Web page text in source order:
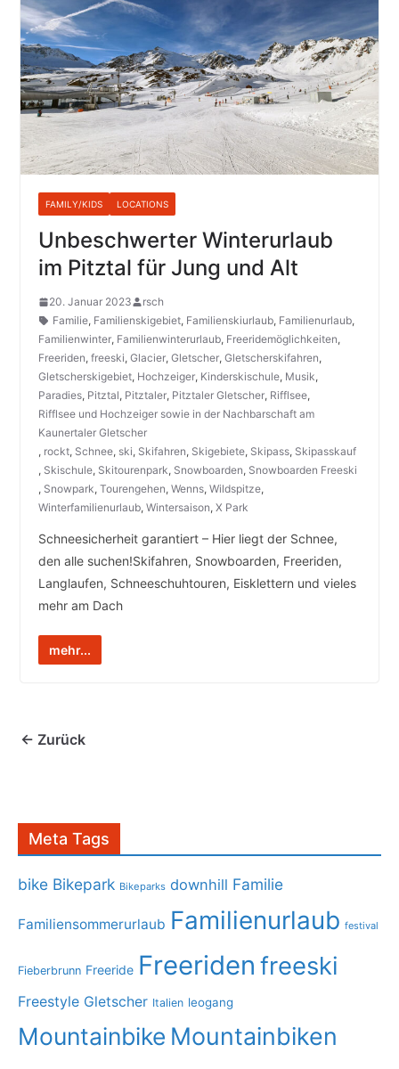
FAMILY/KIDS LOCATIONS
Unbeschwerter Winterurlaub
im Pitztal für Jung und Alt
20. Januar 2023
rsch
Familie, Familienskigebiet, Familienskiurlaub, Familienurlaub,
Familienwinter, Familienwinterurlaub, Freeridemöglichkeiten,
Freeriden, freeski, Glacier, Gletscher, Gletscherskifahren,
Gletscherskigebiet, Hochzeiger, Kinderskischule, Musik,
Paradies, Pitztal, Pitztaler, Pitztaler Gletscher, Rifflsee,
Rifflsee und Hochzeiger sowie in der Nachbarschaft am
Kaunertaler Gletscher
, rockt, Schnee, ski, Skifahren, Skigebiete, Skipass, Skipasskauf
, Skischule, Skitourenpark, Snowboarden, Snowboarden Freeski
, Snowpark, Tourengehen, Wenns, Wildspitze,
Winterfamilienurlaub, Wintersaison, X Park
Schneesicherheit garantiert – Hier liegt der Schnee,
den alle suchen!Skifahren, Snowboarden, Freeriden,
Langlaufen, Schneeschuhtouren, Eisklettern und vieles
mehr am Dach
mehr...
← Zurück
Meta Tags
bike Bikepark Bikeparks downhill Familie
Familiensommerurlaub Familienurlaub festival
Fieberbrunn Freeride Freeriden freeski
Freestyle Gletscher Italien leogang
Mountainbike Mountainbiken